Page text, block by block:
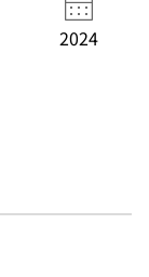
2024